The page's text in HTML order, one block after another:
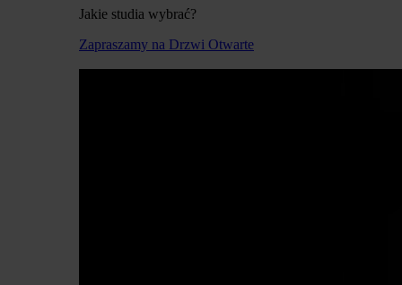
Jakie studia wybrać?
Zapraszamy na Drzwi Otwarte